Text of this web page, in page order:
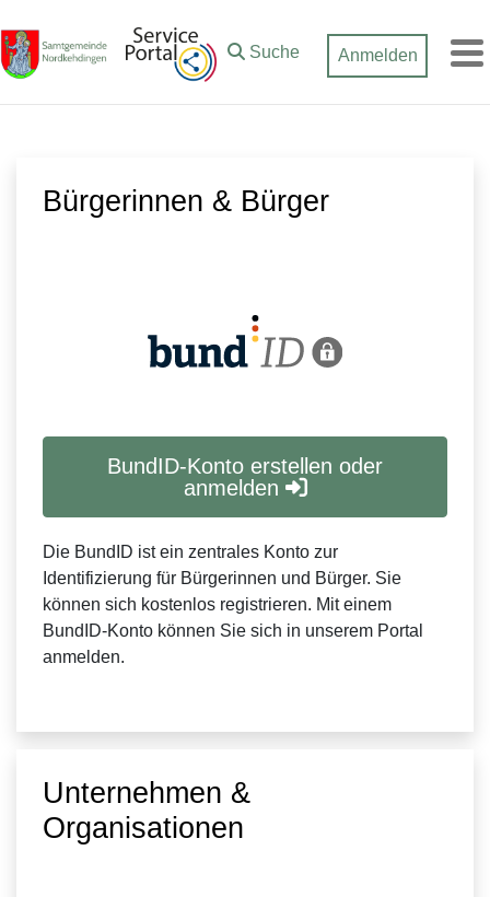
Suche
Anmelden
Bürgerinnen & Bürger
BundID-Konto erstellen oder
anmelden
Die BundID ist ein zentrales Konto zur
Identifizierung für Bürgerinnen und Bürger. Sie
können sich kostenlos registrieren. Mit einem
BundID-Konto können Sie sich in unserem Portal
anmelden.
Unternehmen &
Organisationen